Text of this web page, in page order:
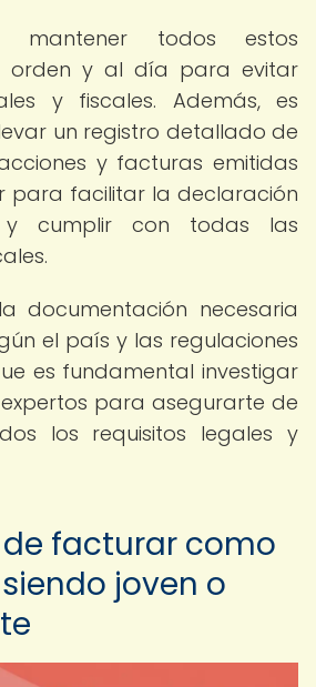
mantener todos estos
orden y al día para evitar
y fiscales. Además, es
un registro detallado de
y facturas emitidas
para facilitar la declaración
y cumplir con todas las
documentación necesaria
el país y las regulaciones
es fundamental investigar
para asegurarte de
los requisitos legales y
facturar como
joven o